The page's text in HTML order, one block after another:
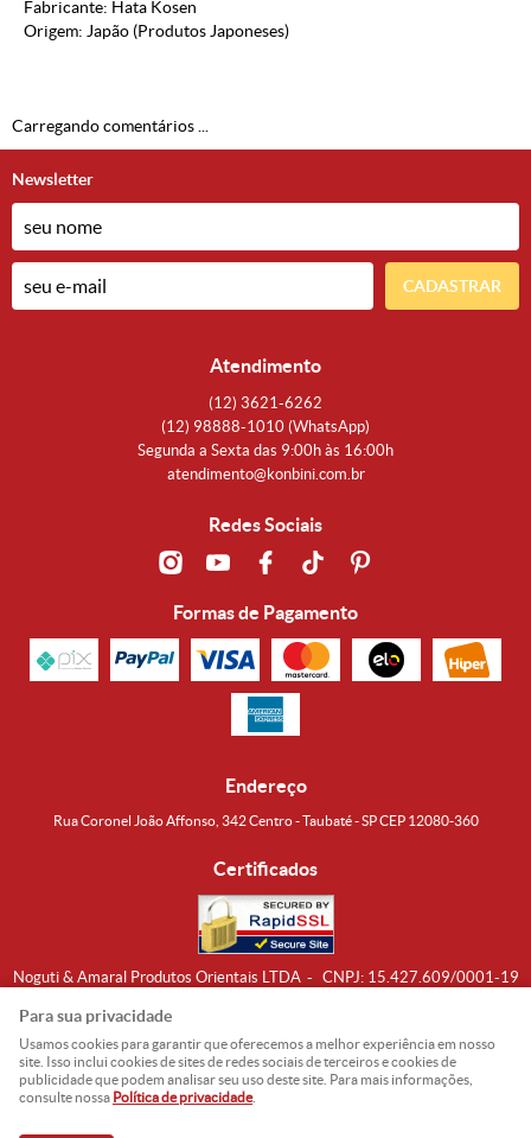
Fabricante: Hata Kosen
Origem: Japão (Produtos Japoneses)
Carregando comentários ...
Newsletter
CADASTRAR
Atendimento
(12) 3621-6262
(12) 98888-1010 (WhatsApp)
Segunda a Sexta das 9:00h às 16:00h
atendimento@konbini.com.br
Redes Sociais
Formas de Pagamento
Endereço
Rua Coronel João Affonso, 342 Centro - Taubaté - SP CEP 12080-360
Certificados
Noguti & Amaral Produtos Orientais LTDA CNPJ: 15.427.609/0001-19
Para sua privacidade
Usamos cookies para garantir que oferecemos a melhor experiência em nosso
site. Isso inclui cookies de sites de redes sociais de terceiros e cookies de
publicidade que podem analisar seu uso deste site. Para mais informações,
consulte nossa Política de privacidade.